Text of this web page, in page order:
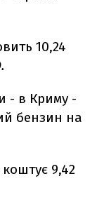
10,24
- в Криму -
бензин на
9,42